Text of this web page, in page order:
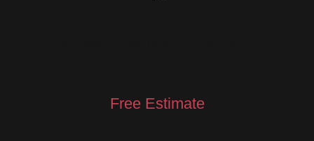
Free Estimate